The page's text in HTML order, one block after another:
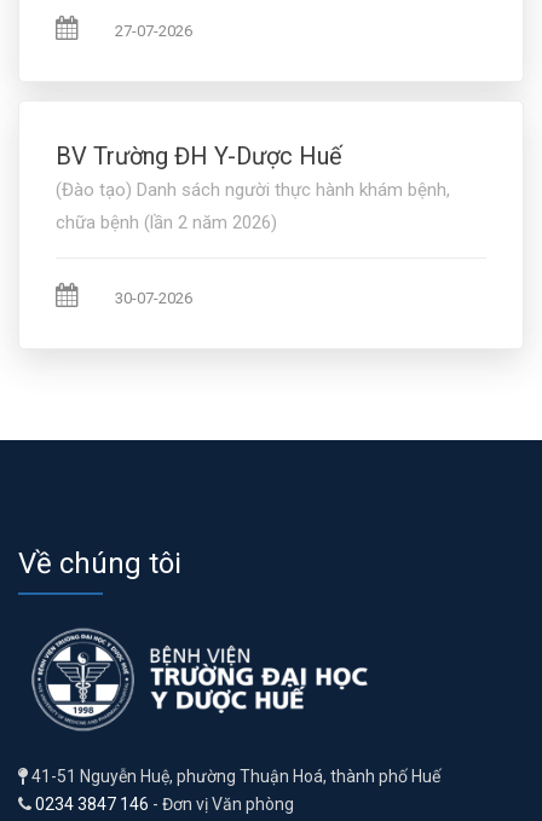
27-07-2026
BV Trường ĐH Y-Dược Huế
(Đào tạo) Danh sách người thực hành khám bệnh,
chữa bệnh (lần 2 năm 2026)
30-07-2026
Về chúng tôi
41-51 Nguyễn Huệ, phường Thuận Hoá, thành phố Huế
0234 3847 146 - Đơn vị Văn phòng